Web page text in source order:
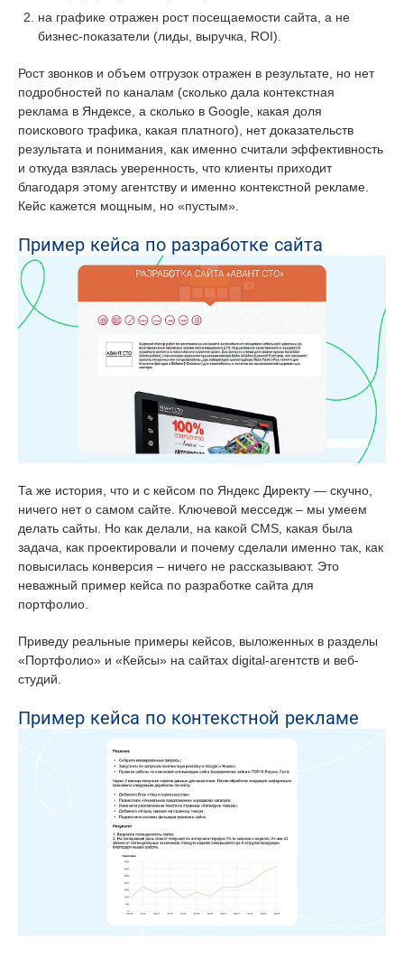
на графике отражен рост посещаемости сайта, а не
бизнес-показатели (лиды, выручка, ROI).
Рост звонков и объем отгрузок отражен в результате, но нет
подробностей по каналам (сколько дала контекстная
реклама в Яндексе, а сколько в Google, какая доля
поискового трафика, какая платного), нет доказательств
результата и понимания, как именно считали эффективность
и откуда взялась уверенность, что клиенты приходит
благодаря этому агентству и именно контекстной рекламе.
Кейс кажется мощным, но «пустым».
Пример кейса по разработке сайта
Та же история, что и с кейсом по Яндекс Директу — скучно,
ничего нет о самом сайте. Ключевой месседж – мы умеем
делать сайты. Но как делали, на какой CMS, какая была
задача, как проектировали и почему сделали именно так, как
повысилась конверсия – ничего не рассказывают. Это
неважный пример кейса по разработке сайта для
портфолио.
Приведу реальные примеры кейсов, выложенных в разделы
«Портфолио» и «Кейсы» на сайтах digital-агентств и веб-
студий.
Пример кейса по контекстной рекламе